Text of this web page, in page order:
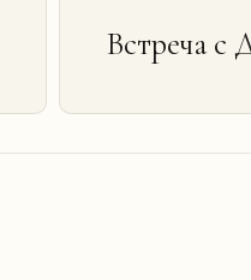
Встреча с